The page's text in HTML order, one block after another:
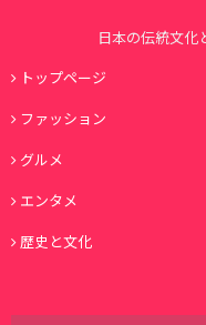
日本の伝統文化
トップページ
ファッション
グルメ
エンタメ
歴史と文化